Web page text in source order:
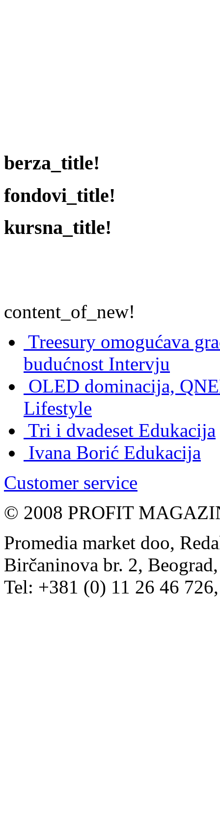
berza_title!
fondovi_title!
kursna_title!
content_of_new!
Treesury omogućava
budućnost Intervju
OLED dominacija,
Lifestyle
Tri i dvadeset Edukacija
Ivana Borić Edukacija
Customer service
© 2008 PROFIT
Promedia market doo,
Birčaninova br. 2,
Tel: +381 (0) 11 26 46